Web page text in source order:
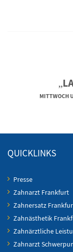
MITTWOCH
QUICKLINKS
Presse
Zahnarzt Frankfurt
Zahnersatz
Zahnästhetik
Zahnärztliche
Zahnarzt